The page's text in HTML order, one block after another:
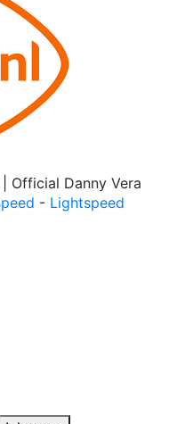
Official Danny Vera
- Lightspeed